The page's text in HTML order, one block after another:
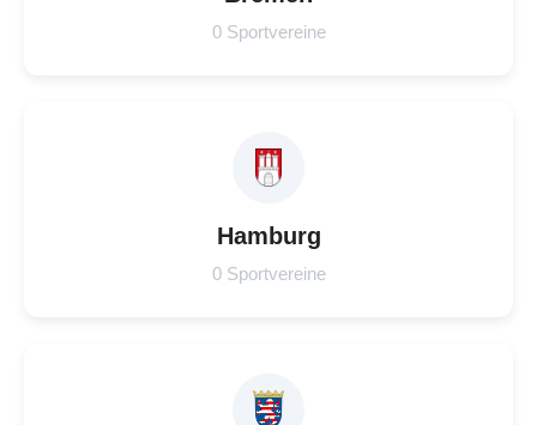
0 Sportvereine
Hamburg
0 Sportvereine